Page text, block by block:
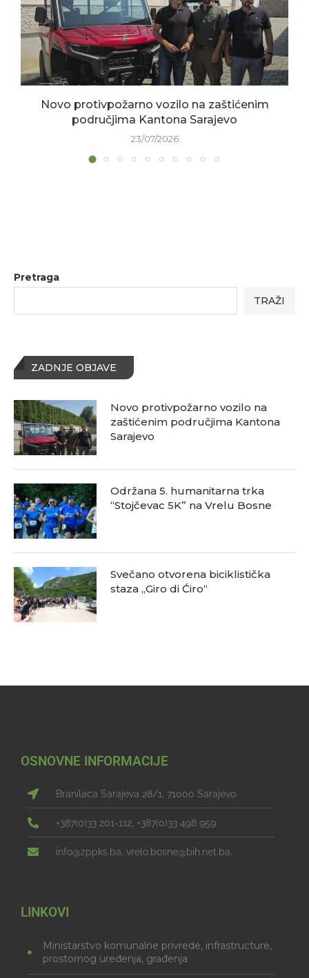
Novo protivpožarno vozilo na zaštićenim
područjima Kantona Sarajevo
23/07/2026
Pretraga
TRAŽI
ZADNJE OBJAVE
Novo protivpožarno vozilo na
zaštićenim područjima Kantona
Sarajevo
Održana 5. humanitarna trka
“Stojčevac 5K” na Vrelu Bosne
Svečano otvorena biciklistička
staza „Giro di Ćiro“
OSNOVNE INFORMACIJE
Branilaca Sarajeva 28/1, 71000 Sarajevo
+387(0)33 201-112, +387(0)33 498 959
info@zppks.ba, vrelo.bosne@bih.net.ba.
LINKOVI
Ministarstvo komunalne privrede, infrastructure,
prostornog uređenja, građenja